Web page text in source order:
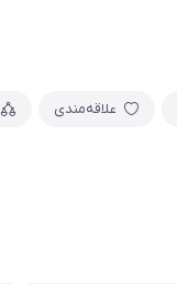
علاقه‌مندی